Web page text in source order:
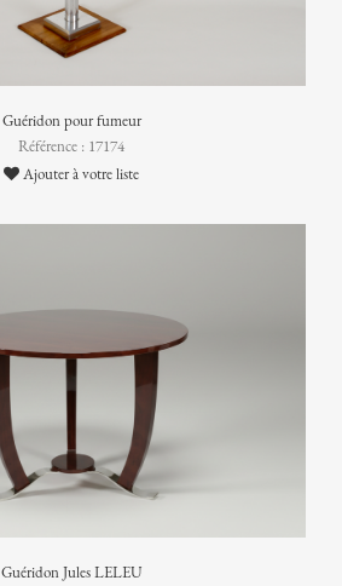
Guéridon pour fumeur
Référence : 17174
Ajouter à votre liste
Guéridon Jules LELEU